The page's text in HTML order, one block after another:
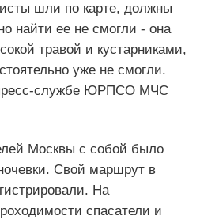
шли по карте, должны
найти ее не смогли - она
травой и кустарниками,
уже не смогли.
службе ЮРПСО МЧС
Москвы с собой было
Свой маршрут в
На
спасатели и